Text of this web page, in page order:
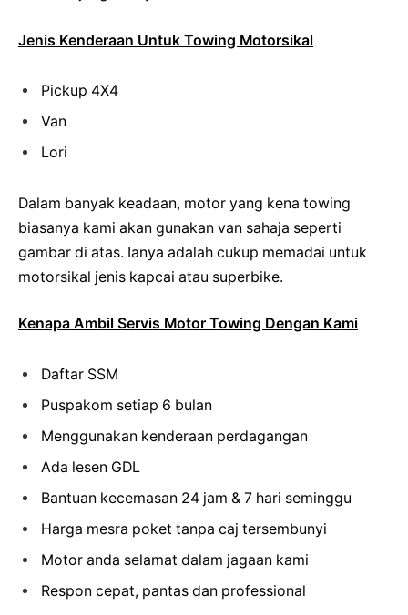
Jenis Kenderaan Untuk Towing Motorsikal
Pickup 4X4
Van
Lori
Dalam banyak keadaan, motor yang kena towing
biasanya kami akan gunakan van sahaja seperti
gambar di atas. Ianya adalah cukup memadai untuk
motorsikal jenis kapcai atau superbike.
Kenapa Ambil Servis Motor Towing Dengan Kami
Daftar SSM
Puspakom setiap 6 bulan
Menggunakan kenderaan perdagangan
Ada lesen GDL
Bantuan kecemasan 24 jam & 7 hari seminggu
Harga mesra poket tanpa caj tersembunyi
Motor anda selamat dalam jagaan kami
Respon cepat, pantas dan professional